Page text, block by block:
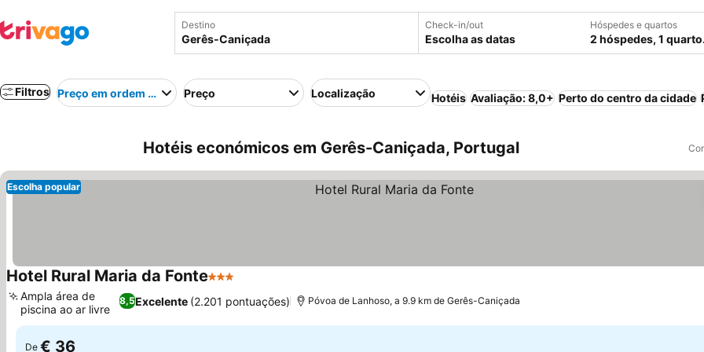
Destino Check-in/out
Escolha as datas
Hóspedes e quartos
2 hóspedes, 1 quarto.
Filtros Preço em ordem crescentePreço Localização Hotéis Avaliação: 8,0+ Perto do centro da cidade
Hotéis económicos em Gerês-Caniçada, Portugal
Escolha popular
Hotel Rural Maria da Fonte3 Estrelas
8,5Excelente (2.201 pontuações)
Ampla área de
piscina ao ar livre
Póvoa de Lanhoso, a 9.9 km de Gerês-Caniçada
De € 36